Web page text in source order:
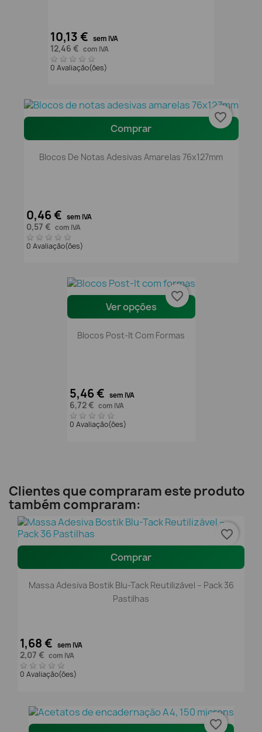
10,13 € sem IVA
12,46 € com IVA
0 Avaliação(ões)
Comprar
Blocos De Notas Adesivas Amarelas 76x127mm
0,46 € sem IVA
0,57 € com IVA
0 Avaliação(ões)
favorite_border
Ver opções
Blocos Post-It Com Formas
5,46 € sem IVA
6,72 € com IVA
0 Avaliação(ões)
favorite_border
Clientes que compraram este produto
também compraram:
Comprar
Massa Adesiva Bostik Blu-Tack Reutilizável – Pack 36
Pastilhas
1,68 € sem IVA
2,07 € com IVA
0 Avaliação(ões)
favorite_border
favorite_border